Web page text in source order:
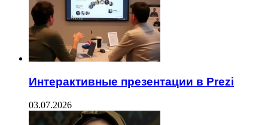
Интерактивные презентации в Prezi
03.07.2026